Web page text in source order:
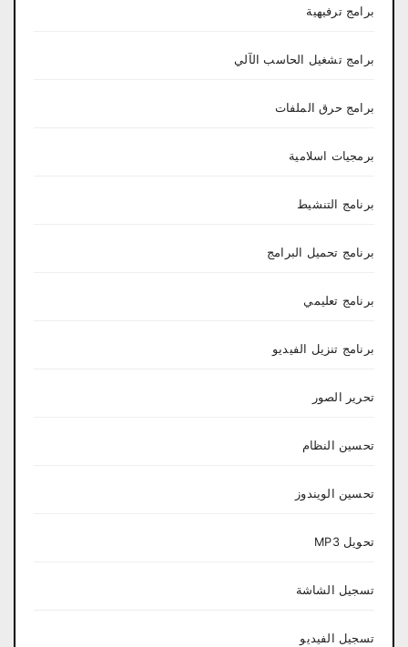
برامج ترفيهية
برامج تشغيل الحاسب الآلي
برامج حرق الملفات
برمجيات اسلامية
برنامج التنشيط
برنامج تحميل البرامج
برنامج تعليمي
برنامج تنزيل الفيديو
تحرير الصور
تحسين النظام
تحسين الويندوز
تحويل MP3
تسجيل الشاشة
تسجيل الفيديو